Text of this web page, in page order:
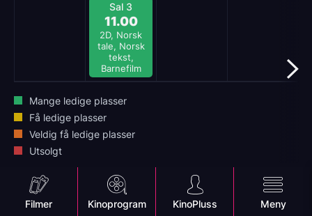
Mobile
Filmer Kinoprogram KinoPluss Meny
Sal 3
11.00
2D, Norsk
tale, Norsk
tekst,
Barnefilm
Mange ledige plasser
Få ledige plasser
Veldig få ledige plasser
Utsolgt